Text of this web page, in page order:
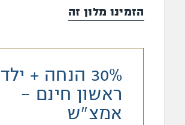
הזמינו מלון זה
30% הנחה + ילד
ראשון חינם -
אמצ"ש